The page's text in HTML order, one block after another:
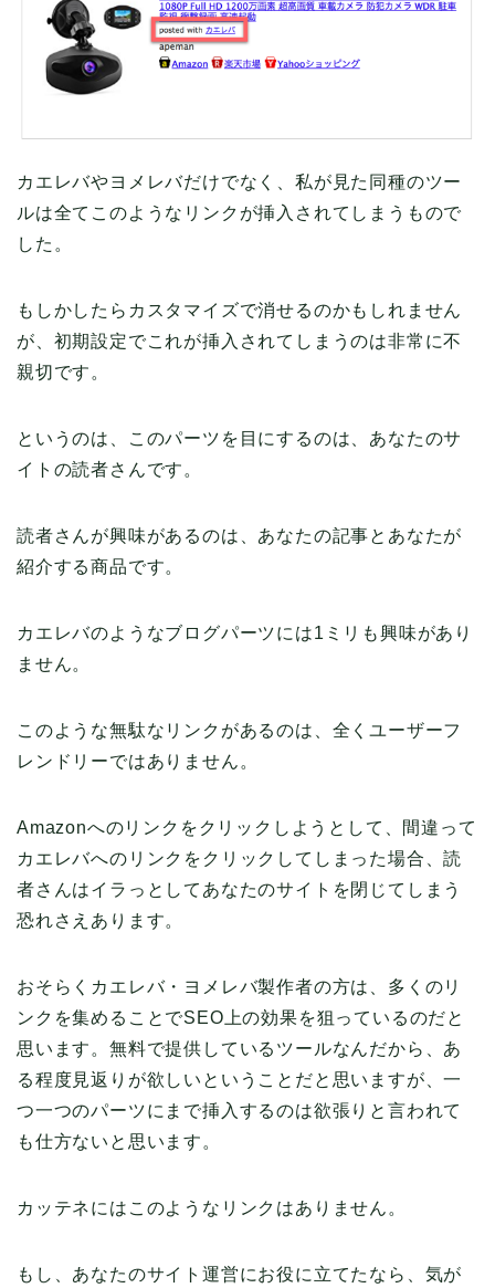
カエレバやヨメレバだけでなく、私が見た同種のツー
ルは全てこのようなリンクが挿入されてしまうもので
した。
もしかしたらカスタマイズで消せるのかもしれません
が、初期設定でこれが挿入されてしまうのは非常に不
親切です。
というのは、このパーツを目にするのは、あなたのサ
イトの読者さんです。
読者さんが興味があるのは、あなたの記事とあなたが
紹介する商品です。
カエレバのようなブログパーツには1ミリも興味があり
ません。
このような無駄なリンクがあるのは、全くユーザーフ
レンドリーではありません。
Amazonへのリンクをクリックしようとして、間違って
カエレバへのリンクをクリックしてしまった場合、読
者さんはイラっとしてあなたのサイトを閉じてしまう
恐れさえあります。
おそらくカエレバ・ヨメレバ製作者の方は、多くのリ
ンクを集めることでSEO上の効果を狙っているのだと
思います。無料で提供しているツールなんだから、あ
る程度見返りが欲しいということだと思いますが、一
つ一つのパーツにまで挿入するのは欲張りと言われて
も仕方ないと思います。
カッテネにはこのようなリンクはありません。
もし、あなたのサイト運営にお役に立てたなら、気が